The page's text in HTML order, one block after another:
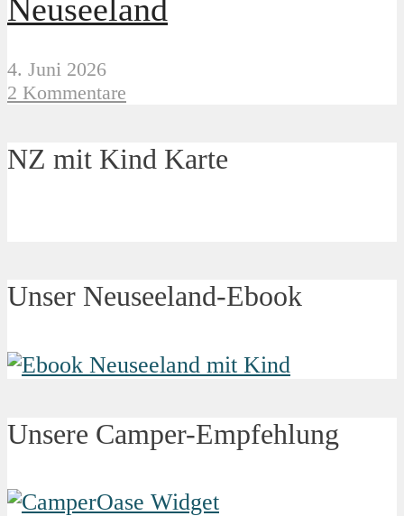
Neuseeland
4. Juni 2026
2 Kommentare
NZ mit Kind Karte
Unser Neuseeland-Ebook
Unsere Camper-Empfehlung